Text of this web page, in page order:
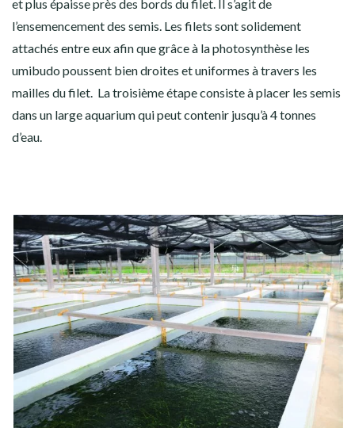
et plus épaisse près des bords du filet. Il s’agit de
l’ensemencement des semis. Les filets sont solidement
attachés entre eux afin que grâce à la photosynthèse les
umibudo poussent bien droites et uniformes à travers les
mailles du filet. La troisième étape consiste à placer les semis
dans un large aquarium qui peut contenir jusqu’à 4 tonnes
d’eau.